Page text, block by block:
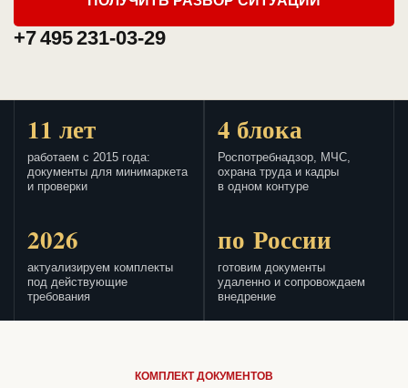
+7 495 231-03-29
11 лет
работаем с 2015 года:
документы для минимаркета
и проверки
4 блока
Роспотребнадзор, МЧС,
охрана труда и кадры
в одном контуре
2026
актуализируем комплекты
под действующие
требования
по России
готовим документы
удаленно и сопровождаем
внедрение
КОМПЛЕКТ ДОКУМЕНТОВ